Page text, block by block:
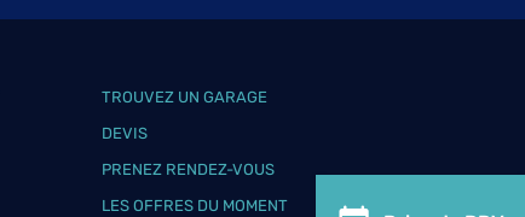
TROUVEZ UN GARAGE
DEVIS
PRENEZ RENDEZ-VOUS
LES OFFRES DU MOMENT